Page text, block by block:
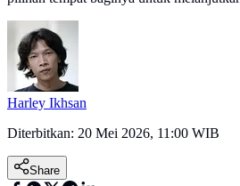
Harley Ikhsan
Diterbitkan: 20 Mei 2026, 11:00 WIB
Share